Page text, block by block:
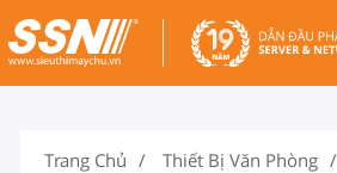
Trang Chủ Thiết Bị Văn Phòng